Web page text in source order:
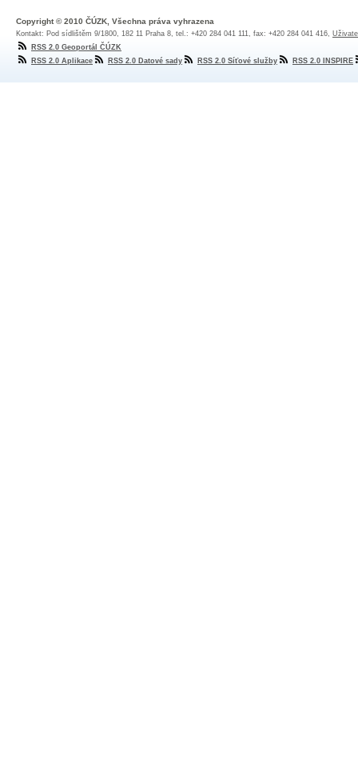
Copyright © 2010 ČÚZK, Všechna práva vyhrazena
Kontakt: Pod sídlištěm 9/1800, 182 11 Praha 8, tel.: +420 284 041 111, fax: +420 284 041 416,
RSS 2.0 Geoportál ČÚZK
RSS 2.0 Aplikace
RSS 2.0 Datové sady RSS 2.0 Síťové služby RSS 2.0 INSPIRE